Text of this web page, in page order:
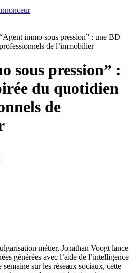
“Agent immo sous pression” : une BD
de l’immobilier
sous pression” :
du quotidien
de
métier, Jonathan Voogt lance
générées avec l’aide de l’intelligence
sur les réseaux sociaux, cette